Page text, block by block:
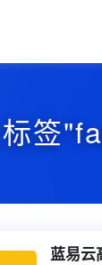
签
蓝易云